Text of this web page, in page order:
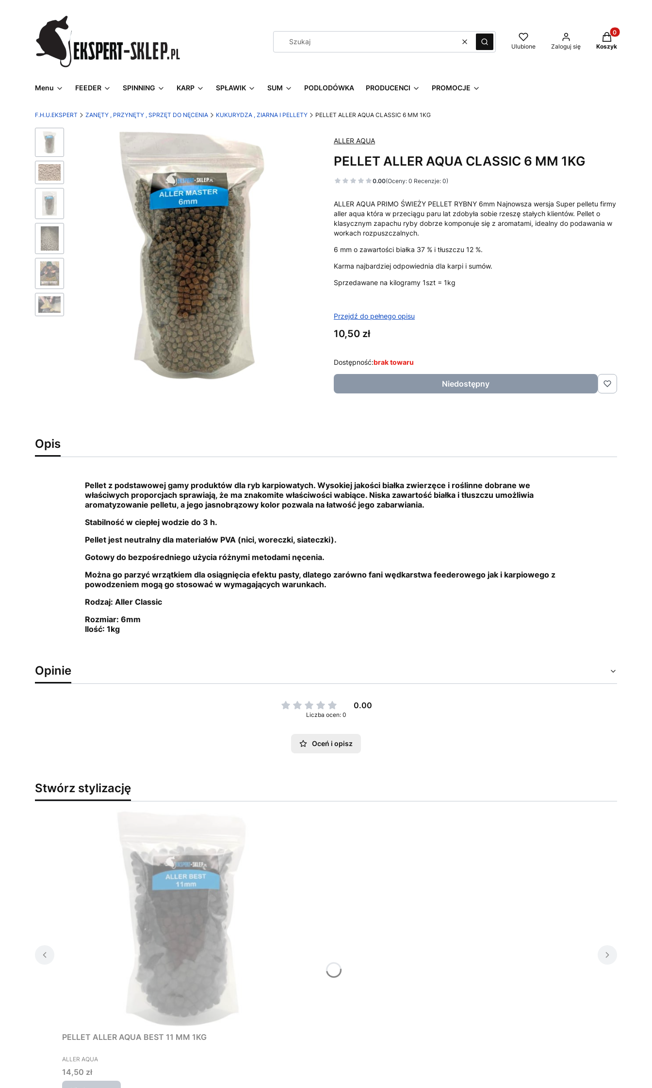
WyczyśćSzukaj Ulubione Zaloguj się
Produkty w
Koszyk
Menu FEEDER SPINNING KARP SPŁAWIK SUM PODLODÓWKA PRODUCENCI PROMOCJE
F.H.U.EKSPERT ZANĘTY , PRZYNĘTY , SPRZĘT DO NĘCENIA KUKURYDZA , ZIARNA I PELLETY PELLET ALLER AQUA CLASSIC 6 MM 1KG
ALLER AQUA
PELLET ALLER AQUA CLASSIC 6 MM 1KG
0.00(Oceny: 0 Recenzje: 0)
ALLER AQUA PRIMO ŚWIEŻY PELLET RYBNY 6mm Najnowsza wersja Super pelletu firmy
aller aqua która w przeciągu paru lat zdobyła sobie rzeszę stałych klientów. Pellet o
klasycznym zapachu ryby dobrze komponuje się z aromatami, idealny do podawania w
workach rozpuszczalnych.
6 mm o zawartości białka 37 % i tłuszczu 12 %.
Karma najbardziej odpowiednia dla karpi i sumów.
Sprzedawane na kilogramy 1szt = 1kg
Przejdź do pełnego opisu
Cena
10,50 zł
Dostępność:brak towaru
Niedostępny
Opis
Pellet z podstawowej gamy produktów dla ryb karpiowatych. Wysokiej jakości białka zwierzęce i roślinne dobrane we
właściwych proporcjach sprawiają, że ma znakomite właściwości wabiące. Niska zawartość białka i tłuszczu umożliwia
aromatyzowanie pelletu, a jego jasnobrązowy kolor pozwala na łatwość jego zabarwiania.
Stabilność w ciepłej wodzie do 3 h.
Pellet jest neutralny dla materiałów PVA (nici, woreczki, siateczki).
Gotowy do bezpośredniego użycia różnymi metodami nęcenia.
Można go parzyć wrzątkiem dla osiągnięcia efektu pasty, dlatego zarówno fani wędkarstwa feederowego jak i karpiowego z
powodzeniem mogą go stosować w wymagających warunkach.
Rodzaj: Aller Classic
Rozmiar: 6mm
Ilość: 1kg
Opinie
0.00
Liczba ocen: 0
Oceń i opisz
Stwórz stylizację
PELLET ALLER AQUA BEST 11 MM 1KG
PRODUCENT
ALLER AQUA
Cena
14,50 zł